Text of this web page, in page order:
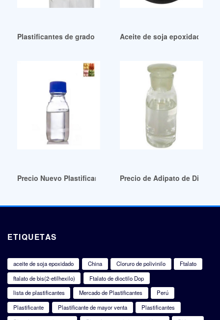
Plastificantes de grado industrial en la fabricación de
Aceite de soja epoxidado de
Precio Nuevo Plastificante 2024 Precio Nuevo Plastificante
Precio de Adipato de
ETIQUETAS
aceite de soja epoxidado China Cloruro de polivinilo
Ftalato
ftalato de bis(2-etilhexilo)
Ftalato de dioctilo Dop
lista de plastificantes
Mercado de Plastificantes
Perú
Plastificante
Plastificante de mayor venta
Plastificantes